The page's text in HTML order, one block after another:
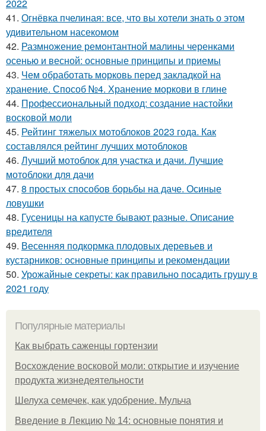
2022
41. Огнёвка пчелиная: все, что вы хотели знать о этом
удивительном насекомом
42. Размножение ремонтантной малины черенками
осенью и весной: основные принципы и приемы
43. Чем обработать морковь перед закладкой на
хранение. Способ №4. Хранение моркови в глине
44. Профессиональный подход: создание настойки
восковой моли
45. Рейтинг тяжелых мотоблоков 2023 года. Как
составлялся рейтинг лучших мотоблоков
46. Лучший мотоблок для участка и дачи. Лучшие
мотоблоки для дачи
47. 8 простых способов борьбы на даче. Осиные
ловушки
48. Гусеницы на капусте бывают разные. Описание
вредителя
49. Весенняя подкормка плодовых деревьев и
кустарников: основные принципы и рекомендации
50. Урожайные секреты: как правильно посадить грушу в
2021 году
Популярные материалы
Как выбрать саженцы гортензии
Восхождение восковой моли: открытие и изучение
продукта жизнедеятельности
Шелуха семечек, как удобрение. Мульча
Введение в Лекцию № 14: основные понятия и